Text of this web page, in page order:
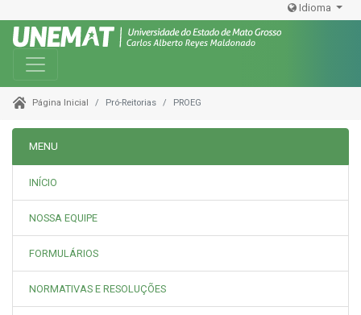
Idioma
Toggle navigation
Página Inicial Pró-Reitorias PROEG
MENU
INÍCIO
NOSSA EQUIPE
FORMULÁRIOS
NORMATIVAS E RESOLUÇÕES